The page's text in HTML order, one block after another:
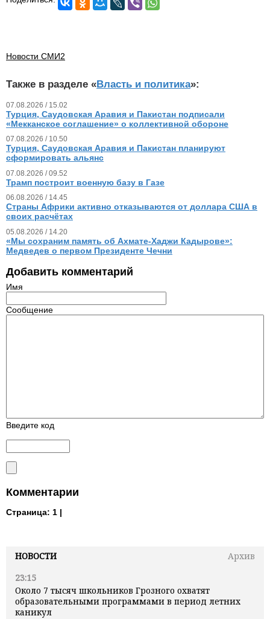
НОВОСТИ
Архив
23:15
Около 7 тысяч школьников Грозного охватят
образовательными программами в период летних
каникул
Новости СМИ2
Также в разделе «Власть и политика»:
07.08.2026 / 15.02
Турция, Саудовская Аравия и Пакистан подписали
«Мекканское соглашение» о коллективной обороне
07.08.2026 / 10.50
Турция, Саудовская Аравия и Пакистан планируют
сформировать альянс
07.08.2026 / 09.52
Трамп построит военную базу в Газе
06.08.2026 / 14.45
Страны Африки активно отказываются от доллара США в
своих расчётах
05.08.2026 / 14.20
«Мы сохраним память об Ахмате-Хаджи Кадырове»:
Медведев о первом Президенте Чечни
Добавить комментарий
Имя
Сообщение
Введите код
Комментарии
Страница: 1 |